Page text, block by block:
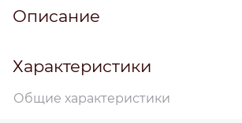
Описание
Характеристики
Общие характеристики